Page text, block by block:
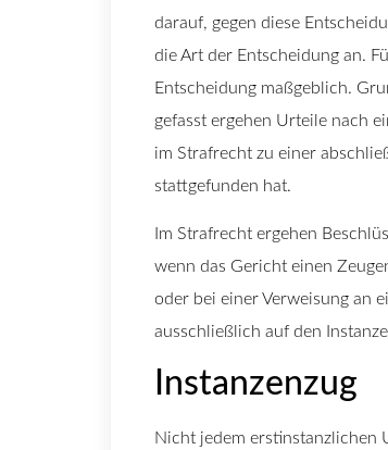
darauf, gegen diese
die Art der Entscheidung an.
Entscheidung maßgeblich.
gefasst ergehen Urteile nach
im Strafrecht zu einer
stattgefunden hat.
Im Strafrecht ergehen
wenn das Gericht einen
oder bei einer Verweisung an
ausschließlich auf den
Instanzenzug
Nicht jedem erstinstanzlichen